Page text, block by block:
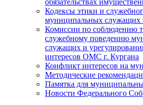
Кодексы этики и
муниципальных служащих
Комиссии по соблюдению
служебному поведению
служащих и
интересов ОМС г. Кургана
Конфликт интересов на
Методические
Памятка для
Новости Федерального